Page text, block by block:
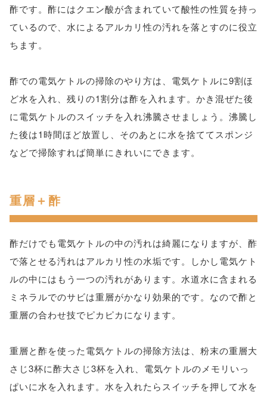
酢です。酢にはクエン酸が含まれていて酸性の性質を持っ
ているので、水によるアルカリ性の汚れを落とすのに役立
ちます。
酢での電気ケトルの掃除のやり方は、電気ケトルに9割ほ
ど水を入れ、残りの1割分は酢を入れます。かき混ぜた後
に電気ケトルのスイッチを入れ沸騰させましょう。沸騰し
た後は1時間ほど放置し、そのあとに水を捨ててスポンジ
などで掃除すれば簡単にきれいにできます。
重層＋酢
酢だけでも電気ケトルの中の汚れは綺麗になりますが、酢
で落とせる汚れはアルカリ性の水垢です。しかし電気ケト
ルの中にはもう一つの汚れがあります。水道水に含まれる
ミネラルでのサビは重層がかなり効果的です。なので酢と
重層の合わせ技でピカピカになります。
重層と酢を使った電気ケトルの掃除方法は、粉末の重層大
さじ3杯に酢大さじ3杯を入れ、電気ケトルのメモリいっ
ぱいに水を入れます。水を入れたらスイッチを押して水を